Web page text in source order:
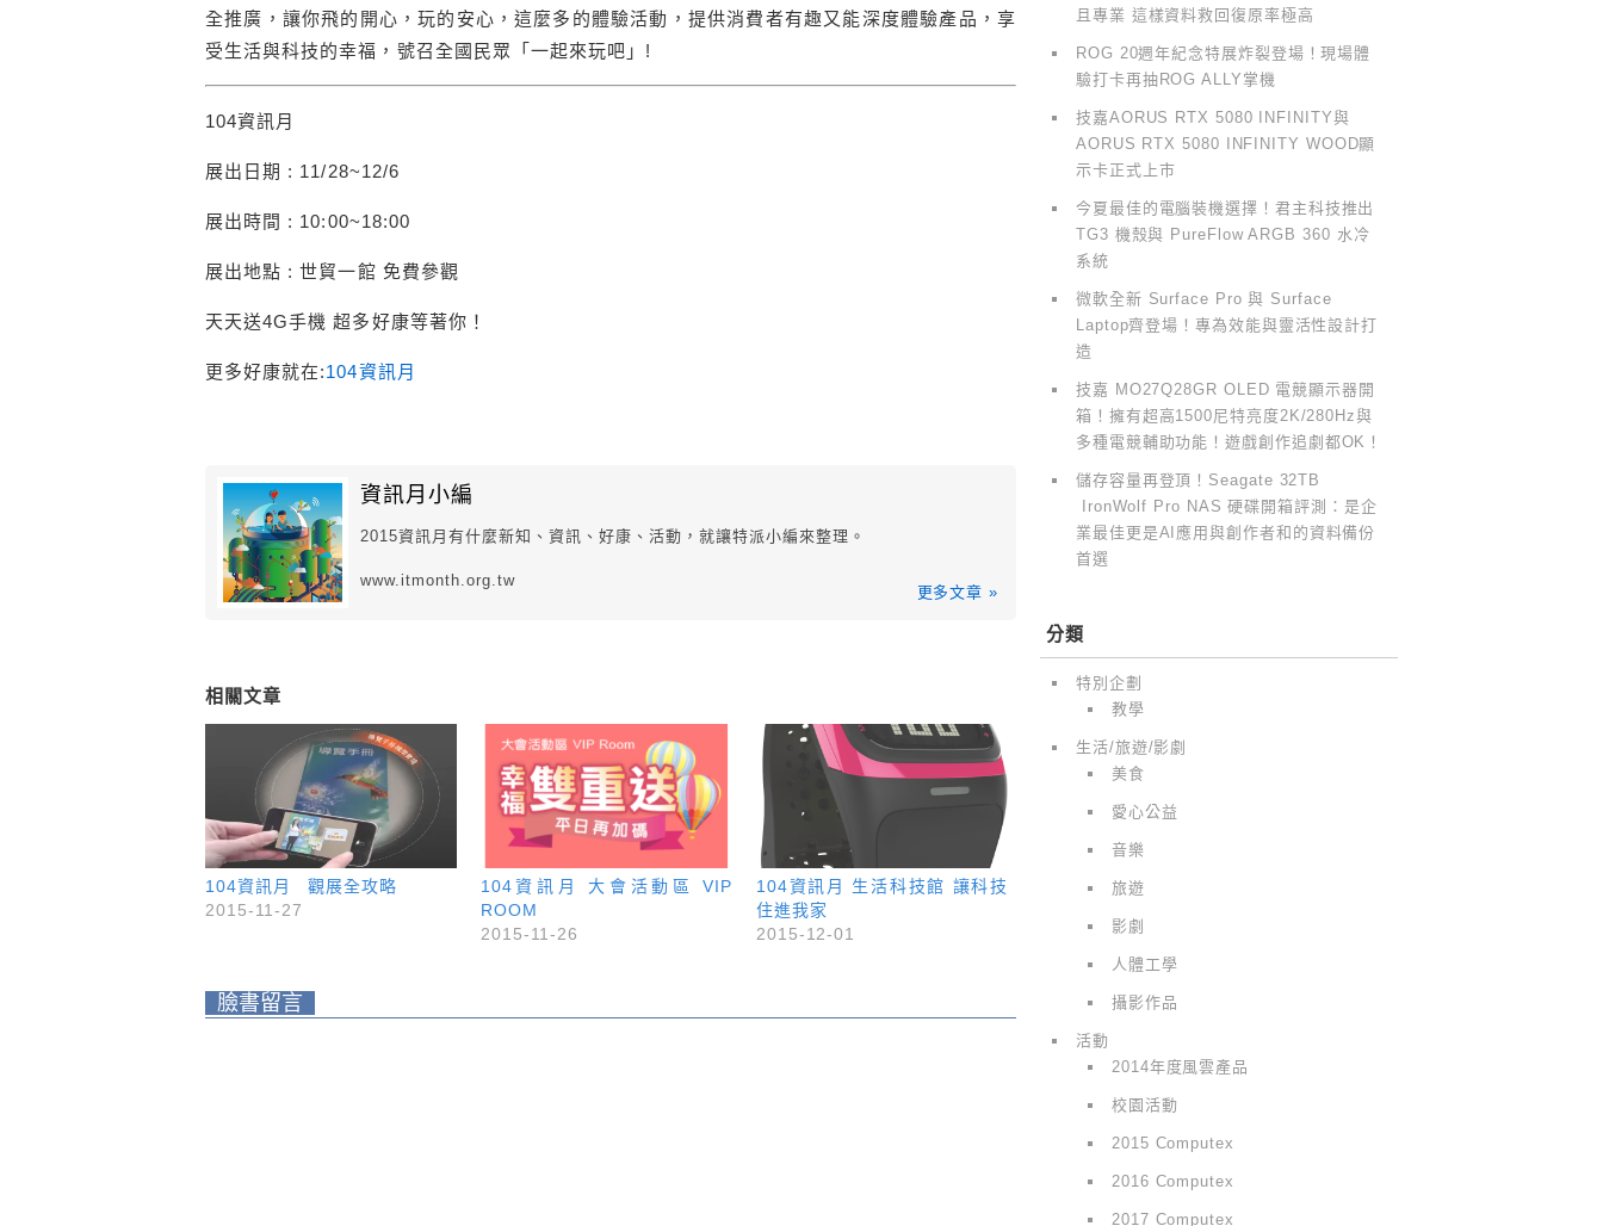
全推廣，讓你飛的開心，玩的安心，這麼多的體驗活動，提供消費者有趣又能深度體驗產品，享
受生活與科技的幸福，號召全國民眾「一起來玩吧」!
104資訊月
展出日期 : 11/28~12/6
展出時間 : 10:00~18:00
展出地點 : 世貿一館 免費參觀
天天送4G手機 超多好康等著你！
更多好康就在:104資訊月
資訊月小編
2015資訊月有什麼新知、資訊、好康、活動，就讓特派小編來整理。
www.itmonth.org.tw
更多文章 »
相關文章
104資訊月 觀展全攻略
2015-11-27
104資訊月 大會活動區 VIP
ROOM
2015-11-26
104資訊月 生活科技館 讓科技
住進我家
2015-12-01
臉書留言
且專業 這樣資料救回復原率極高
ROG 20週年紀念特展炸裂登場！現場體
驗打卡再抽ROG ALLY掌機
技嘉AORUS RTX 5080 INFINITY與
AORUS RTX 5080 INFINITY WOOD顯
示卡正式上市
今夏最佳的電腦裝機選擇！君主科技推出
TG3 機殼與 PureFlow ARGB 360 水冷
系統
微軟全新 Surface Pro 與 Surface
Laptop齊登場！專為效能與靈活性設計打
造
技嘉 MO27Q28GR OLED 電競顯示器開
箱！擁有超高1500尼特亮度2K/280Hz與
多種電競輔助功能！遊戲創作追劇都OK！
儲存容量再登頂！Seagate 32TB
IronWolf Pro NAS 硬碟開箱評測：是企
業最佳更是AI應用與創作者和的資料備份
首選
分類
特別企劃
教學
生活/旅遊/影劇
美食
愛心公益
音樂
旅遊
影劇
人體工學
攝影作品
活動
2014年度風雲產品
校園活動
2015 Computex
2016 Computex
2017 Computex